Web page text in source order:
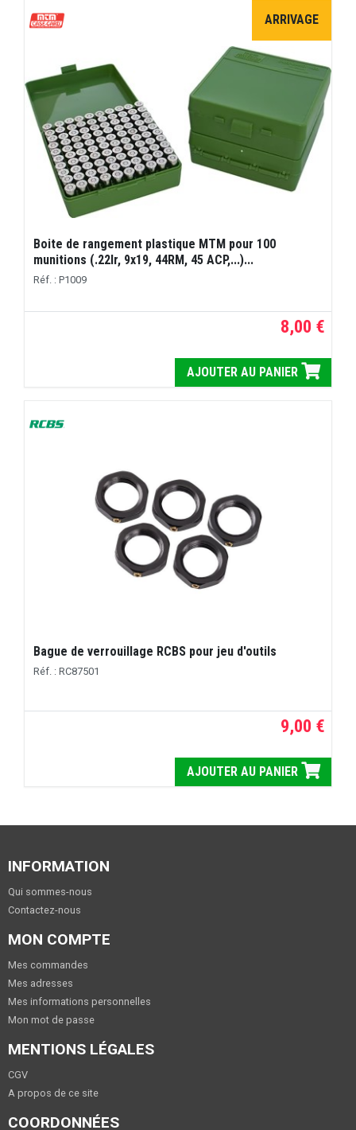
ARRIVAGE
Boite de rangement plastique MTM pour 100
munitions (.22lr, 9x19, 44RM, 45 ACP,...)...
Réf. : P1009
8,00 €
AJOUTER AU PANIER
Bague de verrouillage RCBS pour jeu d'outils
Réf. : RC87501
9,00 €
AJOUTER AU PANIER
INFORMATION
Qui sommes-nous
Contactez-nous
MON COMPTE
Mes commandes
Mes adresses
Mes informations personnelles
Mon mot de passe
MENTIONS LÉGALES
CGV
A propos de ce site
COORDONNÉES